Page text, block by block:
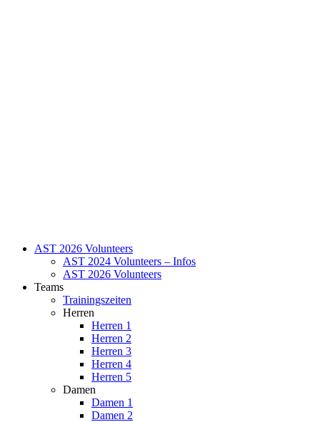
AST 2026 Volunteers
AST 2024 Volunteers – Infos
AST 2026 Volunteers
Teams
Trainingszeiten
Herren
Herren 1
Herren 2
Herren 3
Herren 4
Herren 5
Damen
Damen 1
Damen 2